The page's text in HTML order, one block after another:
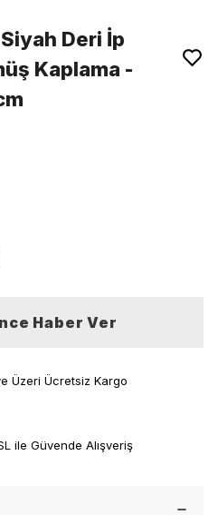
Deri İp
Kaplama -
Haber Ver
Üzeri Ücretsiz Kargo
ile Güvende Alışveriş